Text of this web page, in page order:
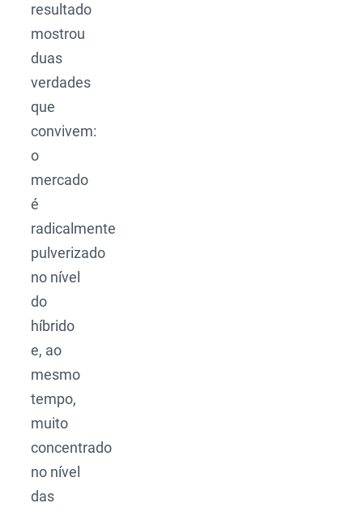
resultado
mostrou
duas
verdades
que
convivem:
o
mercado
é
radicalmente
pulverizado
no nível
do
híbrido
e, ao
mesmo
tempo,
muito
concentrado
no nível
das